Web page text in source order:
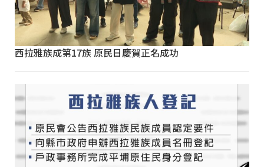
西拉雅族成第17族 原民日慶賀正名成功